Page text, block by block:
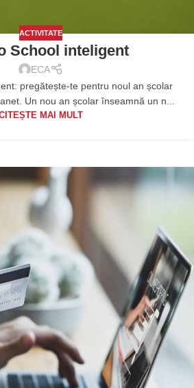
ACTIVITATE
School inteligent
ECA
pregătește-te pentru noul an școlar
Un nou an școlar înseamnă un n...
MAI MULT